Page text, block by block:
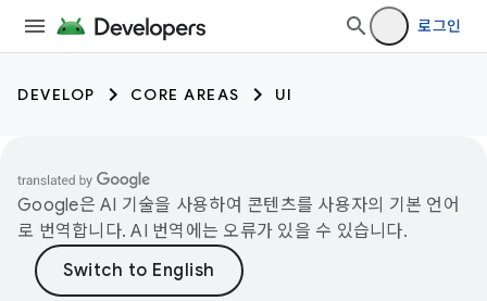
로그인
DEVELOP CORE AREAS UI
Google은 AI 기술을 사용하여 콘텐츠를 사용자의 기본 언어
로 번역합니다. AI 번역에는 오류가 있을 수 있습니다.